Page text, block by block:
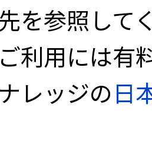
を参照して
利用には有
レッジの日